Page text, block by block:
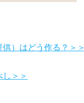
）はどう作る？＞＞
＞＞